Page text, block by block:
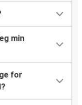
min
for